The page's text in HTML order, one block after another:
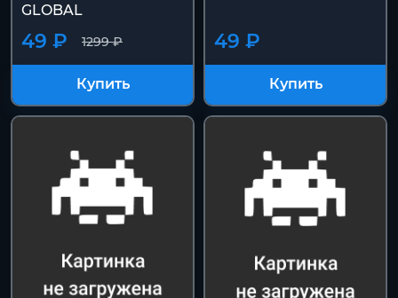
GLOBAL
1299 ₽
49 ₽
Купить
49 ₽
Купить